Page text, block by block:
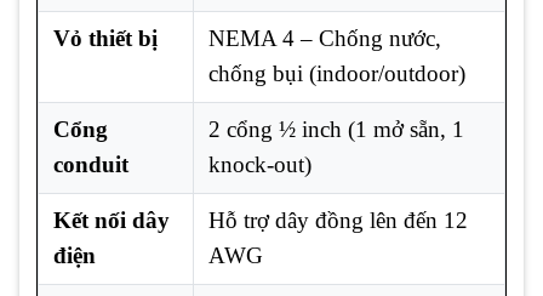
Vỏ thiết bị
NEMA 4 – Chống nước,
chống bụi (indoor/outdoor)
Cổng
conduit
2 cổng ½ inch (1 mở sẵn, 1
knock-out)
Kết nối dây
điện
Hỗ trợ dây đồng lên đến 12
AWG